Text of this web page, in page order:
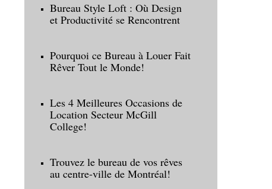
Bureau Style Loft : Où Design
et Productivité se Rencontrent
Pourquoi ce Bureau à Louer Fait
Rêver Tout le Monde!
Les 4 Meilleures Occasions de
Location Secteur McGill
College!
Trouvez le bureau de vos rêves
au centre-ville de Montréal!